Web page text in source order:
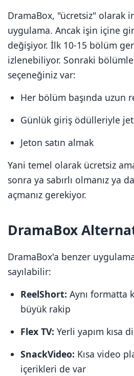
DramaBox, "ücretsiz" olarak
uygulama. Ancak işin içine
değişiyor. İlk 10-15 bölüm
izlenebiliyor. Sonraki
seçeneğiniz var:
Her bölüm başında uzun
Günlük giriş ödülleriyle
Jeton satın almak
Yani temel olarak ücretsiz
sonra ya sabırlı olmanız ya da
açmanız gerekiyor.
DramaBox
DramaBox'a benzer
sayılabilir:
ReelShort: Aynı formatta
büyük rakip
Flex TV: Yerli yapım kısa
SnackVideo: Kısa video
içerikleri de var